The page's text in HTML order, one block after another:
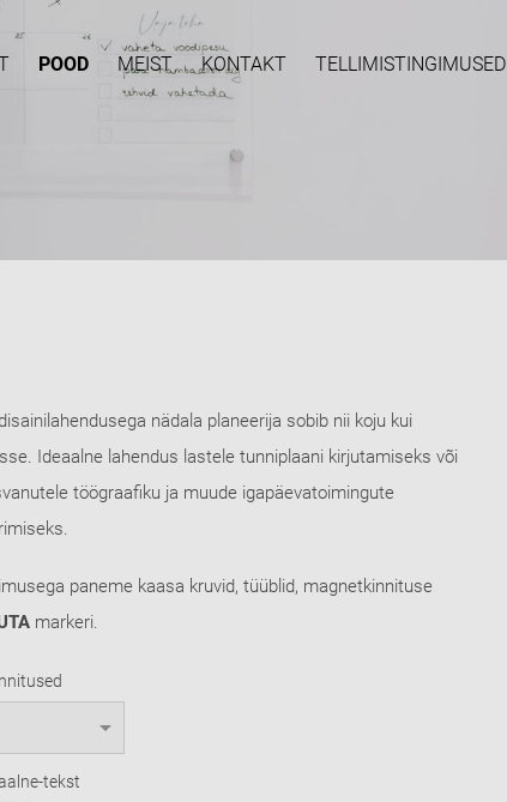
POOD MEIST KONTAKT TELLIMISTINGIMUSED
nädala planeerija sobib nii koju kui
Ideaalne lahendus lastele tunniplaani kirjutamiseks või
töögraafiku ja muude igapäevatoimingute
paneme kaasa kruvid, tüüblid, magnetkinnituse
markeri.
tekst